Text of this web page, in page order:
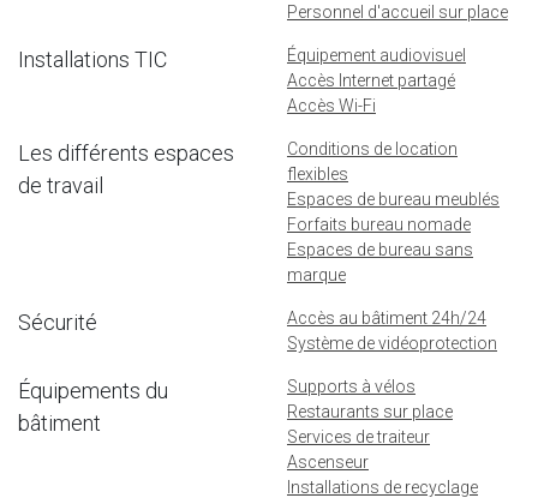
Personnel d'accueil sur place
Installations TIC
Équipement audiovisuel
Accès Internet partagé
Accès Wi-Fi
Les différents espaces
de travail
Conditions de location
flexibles
Espaces de bureau meublés
Forfaits bureau nomade
Espaces de bureau sans
marque
Sécurité
Accès au bâtiment 24h/24
Système de vidéoprotection
Équipements du
bâtiment
Supports à vélos
Restaurants sur place
Services de traiteur
Ascenseur
Installations de recyclage